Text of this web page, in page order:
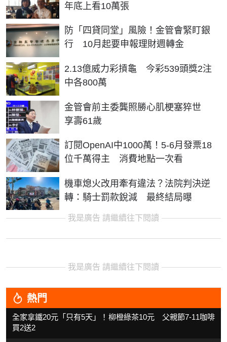
年底上看10萬張
防「四貸同堂」風險！金管會緊盯銀
行 10月起要申報理財週轉金
2.13億威力彩摃龜 今彩539頭獎2注
中各800萬
金管會前主委龔照勝心肌梗塞猝世
享壽61歲
訂閱OpenAI中1000萬！5-6月發票18
位千萬得主 消費地點一次看
機車熄火改用牽有違法？法院判決逆
轉：騎士罰款銳減 最終結局曝
我是廣告 請繼續往下閱讀
我是廣告 請繼續往下閱讀
熱門
全家拿鐵20元「只有5天」！柳橙綠茶10元 父親節7-11咖啡
買2送2